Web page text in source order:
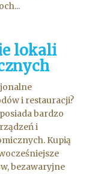
lokali
i restauracji?
bardzo
i
Kupią
bezawaryjne